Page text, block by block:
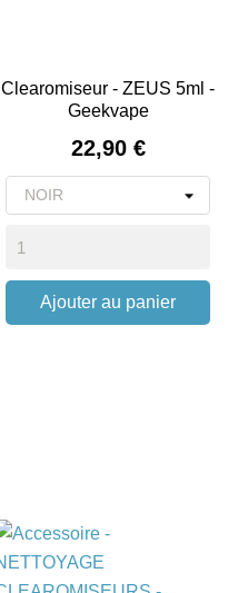
Clearomiseur - ZEUS 5ml -
Geekvape
Prix
22,90 €
Ajouter au panier